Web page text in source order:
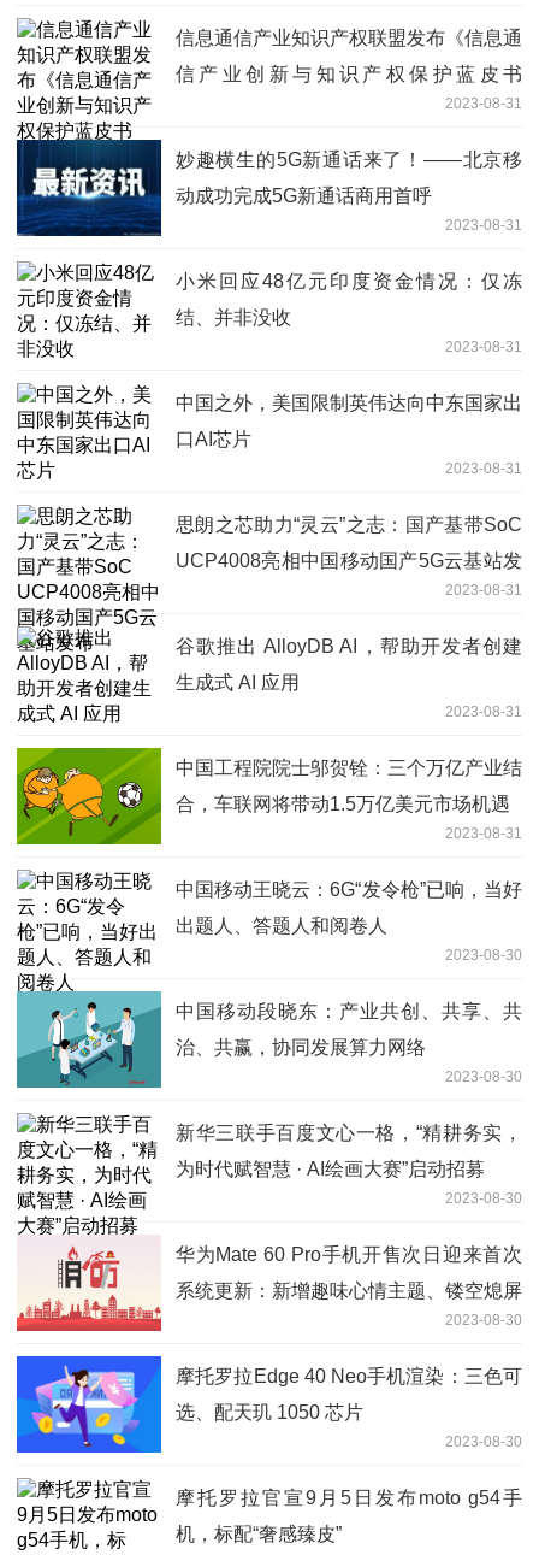
信息通信产业知识产权联盟发布《信息通
信产业创新与知识产权保护蓝皮书
2023-08-31
妙趣横生的5G新通话来了！——北京移
动成功完成5G新通话商用首呼
2023-08-31
小米回应48亿元印度资金情况：仅冻
结、并非没收
2023-08-31
中国之外，美国限制英伟达向中东国家出
口AI芯片
2023-08-31
思朗之芯助力“灵云”之志：国产基带SoC
UCP4008亮相中国移动国产5G云基站发
2023-08-31
谷歌推出 AlloyDB AI，帮助开发者创建
生成式 AI 应用
2023-08-31
中国工程院院士邬贺铨：三个万亿产业结
合，车联网将带动1.5万亿美元市场机遇
2023-08-31
中国移动王晓云：6G“发令枪”已响，当好
出题人、答题人和阅卷人
2023-08-30
中国移动段晓东：产业共创、共享、共
治、共赢，协同发展算力网络
2023-08-30
新华三联手百度文心一格，“精耕务实，
为时代赋智慧 · AI绘画大赛”启动招募
2023-08-30
华为Mate 60 Pro手机开售次日迎来首次
系统更新：新增趣味心情主题、镂空熄屏
2023-08-30
摩托罗拉Edge 40 Neo手机渲染：三色可
选、配天玑 1050 芯片
2023-08-30
摩托罗拉官宣9月5日发布moto g54手
机，标配“奢感臻皮”